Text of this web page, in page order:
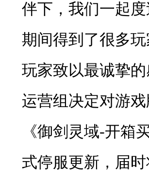
伴下，我们一起
期间得到了很多
玩家致以最诚挚
运营组决定对游
《御剑灵域-开箱
式停服更新，届